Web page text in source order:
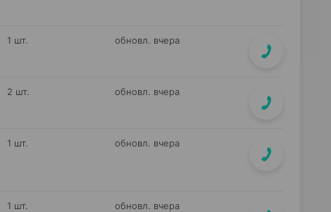
1 шт. обновл. вчера
2 шт. обновл. вчера
1 шт. обновл. вчера
1 шт. обновл. вчера